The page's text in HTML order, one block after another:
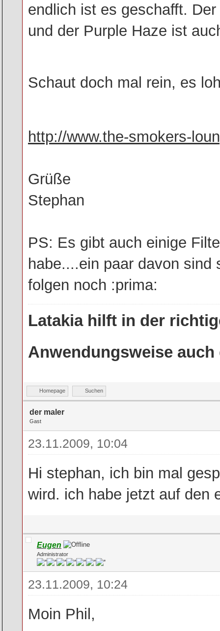
endlich ist es geschafft.
und der Purple Haze ist
Schaut doch mal rein, es
http://www.the-smokers-
Grüße
Stephan
PS: Es gibt auch einige
habe....ein paar davon sind
folgen noch :prima:
Latakia hilft in der
Anwendungsweise auch
Homepage Suchen
der maler
Gast
23.11.2009, 10:04
Hi stephan, ich bin mal
wird. ich habe jetzt auf den
Eugen
Administrator
23.11.2009, 10:24
Moin Phil,